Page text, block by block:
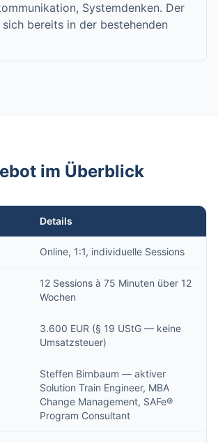
Systemdenken. Der
bereits in der bestehenden
im Überblick
Details
Online, 1:1, individuelle Sessions
12 Sessions à 75 Minuten über 12
Wochen
3.600 EUR (§ 19 UStG — keine
Umsatzsteuer)
Steffen Birnbaum — aktiver
Solution Train Engineer, MBA
Change Management, SAFe®
Program Consultant